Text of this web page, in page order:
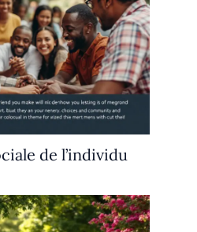
de l’individu